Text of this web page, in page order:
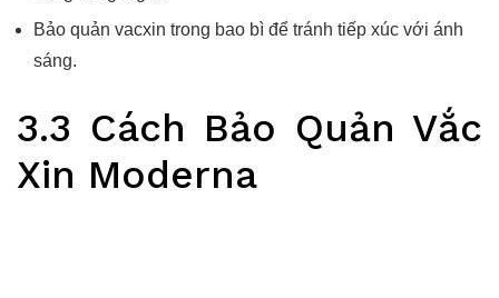
Bảo quản vacxin trong bao bì để tránh tiếp xúc với ánh
sáng.
3.3 Cách Bảo Quản Vắc
Xin Moderna